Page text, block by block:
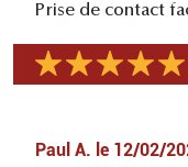
Prise de contact
Paul A. le 12/02/